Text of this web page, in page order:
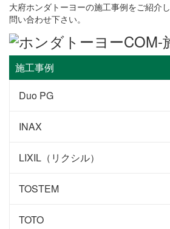
大府ホンダトーヨーの施工事例をご紹介
問い合わせ下さい。
施工事例
Duo PG
INAX
LIXIL（リクシル）
TOSTEM
TOTO